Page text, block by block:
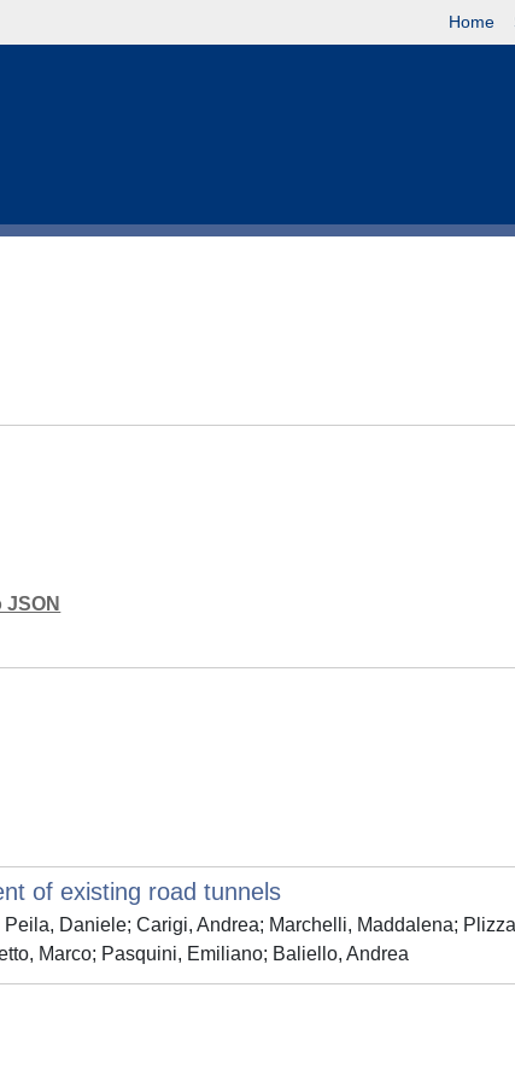
Home
of existing road tunnels
Daniele; Carigi, Andrea; Marchelli, Maddalena;
Marco; Pasquini, Emiliano; Baliello, Andrea